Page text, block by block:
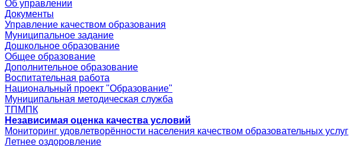
Об управлении
Документы
Управление качеством образования
Муниципальное задание
Дошкольное образование
Общее образование
Дополнительное образование
Воспитательная работа
Национальный проект "Образование"
Муниципальная методическая служба
ТПМПК
Независимая оценка качества условий
Мониторинг удовлетворённости населения качеством образовательных услуг
Летнее оздоровление